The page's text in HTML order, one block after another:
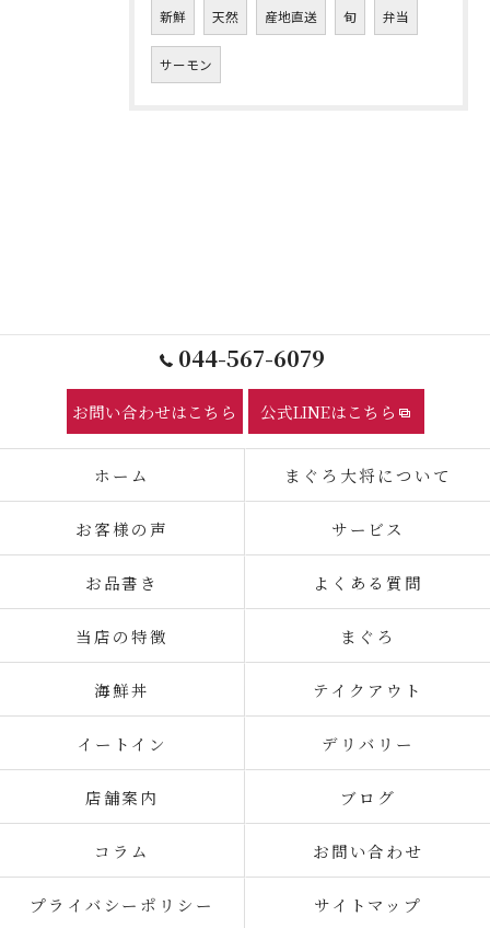
新鮮 天然 産地直送 旬 弁当
サーモン
044-567-6079
お問い合わせはこちら 公式LINEはこちら
ホーム まぐろ大将について
お客様の声 サービス
お品書き よくある質問
当店の特徴 まぐろ
海鮮丼 テイクアウト
イートイン デリバリー
店舗案内 ブログ
コラム お問い合わせ
プライバシーポリシー サイトマップ